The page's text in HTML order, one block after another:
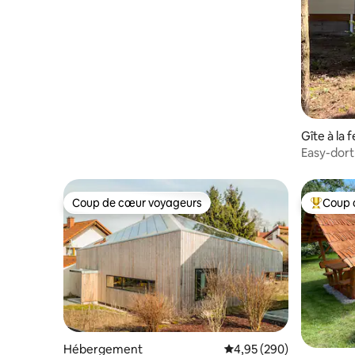
Gîte à la
Easy-dort
Coup de cœur voyageurs
Coup de cœur voyageurs
Hébergement Évaluation moyenne
4,95 (290)
Coups
Coup